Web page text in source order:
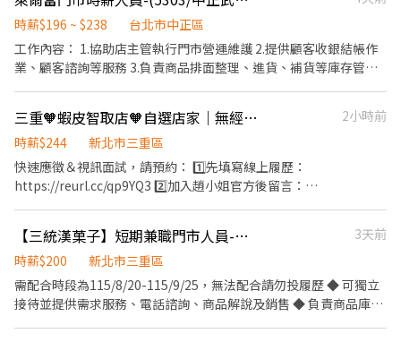
時薪$196 ~ $238
台北市中正區
工作內容： 1.協助店主管執行門市營運維護 2.提供顧客收銀結帳作
業、顧客諮詢等服務 3.負責商品排面整理、進貨、補貨等庫存管理
三重🧡蝦皮智取店🧡自選店家｜無經驗可｜快速報到
2小時前
時薪$244
新北市三重區
快速應徵＆視訊面試，請預約： 1️⃣先填寫線上履歷：
https://reurl.cc/qp9YQ3 2️⃣加入趙小姐官方後留言：
工作內容： 1. 包裹收寄、搬運、盤點、理貨、上架等 2. 維持門市作
業區環境、清潔維護作業 3. 智取店為無人商店，有單日跑點1-5間
門市 4. 須配合蝦皮店到店工作內容調整 5. 須配合鄰近有人店門市支
援 ✅工作時間： 早班：07:00~08:30起班-13:30 晚班：17:30~18:30
【三統漢菓子】短期兼職門市人員-三重(115/8/20~115/9/25)
3天前
時薪$200
新北市三重區
需配合時段為115/8/20-115/9/25，無法配合請勿投履歷 ◆ 可獨立
接待並提供需求服務、電話諮詢、商品解說及銷售 ◆ 負責商品庫存